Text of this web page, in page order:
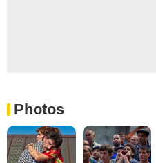
Photos